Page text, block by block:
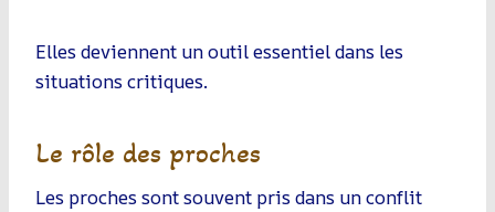
Elles deviennent un outil essentiel dans les
situations critiques.
Le rôle des proches
Les proches sont souvent pris dans un conflit